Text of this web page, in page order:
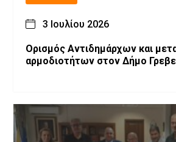
3 Ιουλίου 2026
Ορισμός Αντιδημάρχων και
αρμοδιοτήτων στον Δήμο